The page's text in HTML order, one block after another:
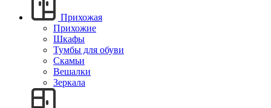
Прихожая
Прихожие
Шкафы
Тумбы для обуви
Скамьи
Вешалки
Зеркала